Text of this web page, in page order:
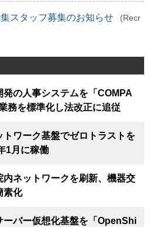
スタッフ募集のお知らせ
(Recr
発の人事システムを「COMPA
務を標準化し法改正に追従
ワーク基盤でゼロトラストを
1月に稼働
内ネットワークを刷新、機器交
素化
ーバー仮想化基盤を「OpenShi